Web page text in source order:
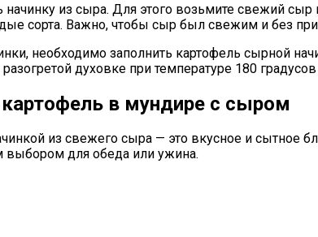
начинку из сыра. Для этого возьмите свежий
сорта. Важно, чтобы сыр был свежим и без
необходимо заполнить картофель сырной
духовке при температуре 180
картофель в мундире с сыром
из свежего сыра — это вкусное и
выбором для обеда или ужина.